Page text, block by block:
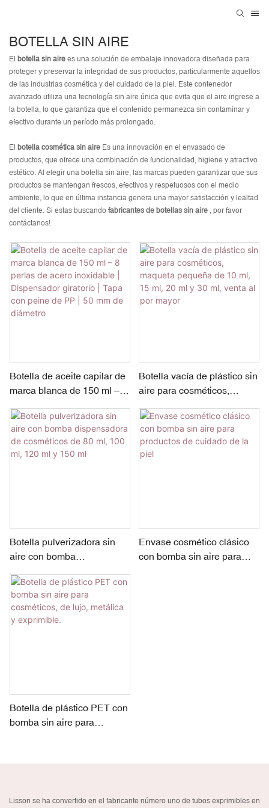
BOTELLA SIN AIRE
El botella sin aire es una solución de embalaje innovadora diseñada para
proteger y preservar la integridad de sus productos, particularmente aquellos
de las industrias cosmética y del cuidado de la piel. Este contenedor
avanzado utiliza una tecnología sin aire única que evita que el aire ingrese a
la botella, lo que garantiza que el contenido permanezca sin contaminar y
efectivo durante un período más prolongado.
El botella cosmética sin aire Es una innovación en el envasado de
productos, que ofrece una combinación de funcionalidad, higiene y atractivo
estético. Al elegir una botella sin aire, las marcas pueden garantizar que sus
productos se mantengan frescos, efectivos y respetuosos con el medio
ambiente, lo que en última instancia genera una mayor satisfacción y lealtad
del cliente. Si estas buscando fabricantes de botellas sin aire , por favor
contáctanos!
Botella de aceite capilar de
marca blanca de 150 ml – 8
Dispensador giratorio |
Tapa con peine de PP | 50
mm de diámetro
Botella vacía de plástico sin
aire para cosméticos,
15 ml, 20 ml y 30 ml, venta
al por mayor
Botella pulverizadora sin
aire con bomba
cosméticos de 80 ml, 100
ml, 120 ml y 150 ml
Envase cosmético clásico
con bomba sin aire para
Botella de plástico PET con
bomba sin aire para
Lisson se ha convertido en el fabricante número uno de tubos exprimibles en